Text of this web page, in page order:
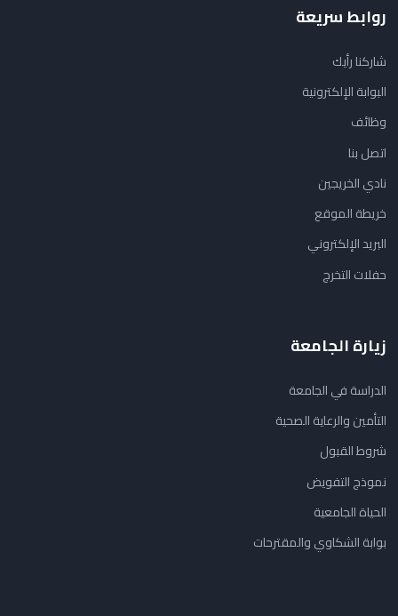
روابط سريعة
شاركنا رأيك
البوابة الإلكترونية
وظائف
اتصل بنا
نادي الخريجين
خريطة الموقع
البريد الإلكتروني
حفلات التخرج
زيارة الجامعة
الدراسة في الجامعة
التأمين والرعاية الصحية
شروط القبول
نموذج التفويض
الحياة الجامعية
بوابة الشكاوي والمقترحات